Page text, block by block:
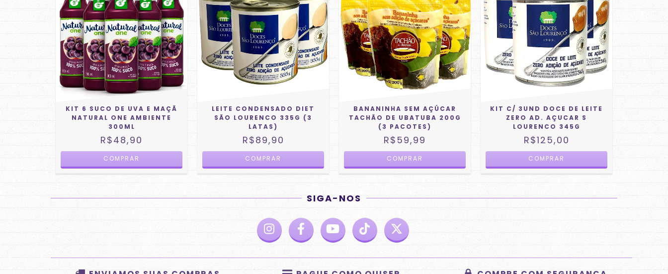
KIT 6 SUCO DE UVA E MAÇÃ
NATURAL ONE AMBIENTE
300ML
R$48,90
LEITE CONDENSADO DIET
SÃO LOURENCO 335G (3
LATAS)
R$89,90
BANANINHA SEM AÇÚCAR
TACHÃO DE UBATUBA 200G
(3 PACOTES)
R$59,99
KIT C/ 3UND DOCE DE LEITE
ZERO AD. AÇUCAR S
LOURENCO 345G
R$125,00
SIGA-NOS